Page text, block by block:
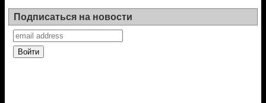
Подписаться на новости